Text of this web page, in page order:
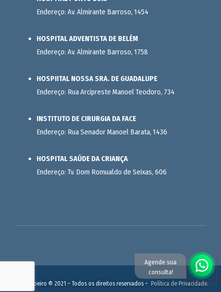
Endereço: Av. Almirante Barroso, 1454
HOSPITAL ADVENTISTA DE BELÉM
Endereço: Av. Almirante Barroso, 1758
HOSPIITAL NOSSA SRA. DE GUADALUPE
Endereço: Rua Arcipreste Manoel Teodoro, 734
INSTITUTO DE CIRURGIA DA FACE
Endereço: Rua Senador Manoel Barata, 1436
HOSPITAL SAÚDE DA CRIANÇA
Endereço: Tv. Dom Romualdo de Seixas, 606
Felipe Ribeiro © 2021 – Todos os direitos reservados – Política de Privacidade.
Agende sua
consulta!